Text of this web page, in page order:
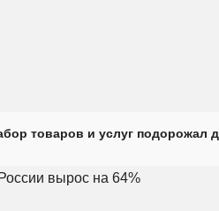
товаров и услуг подорожал